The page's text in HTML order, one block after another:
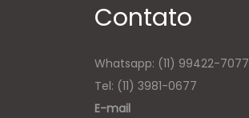
Contato
Whatsapp: (11) 99422-7077
Tel: (11) 3981-0677
E-mail